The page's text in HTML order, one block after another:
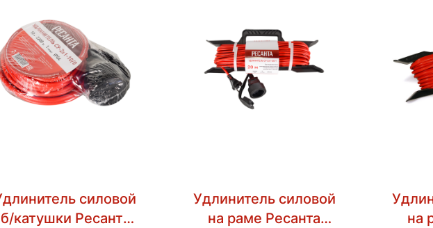
силовой
б/катушки Ресанта
Удлинитель силовой
на раме Ресанта
на